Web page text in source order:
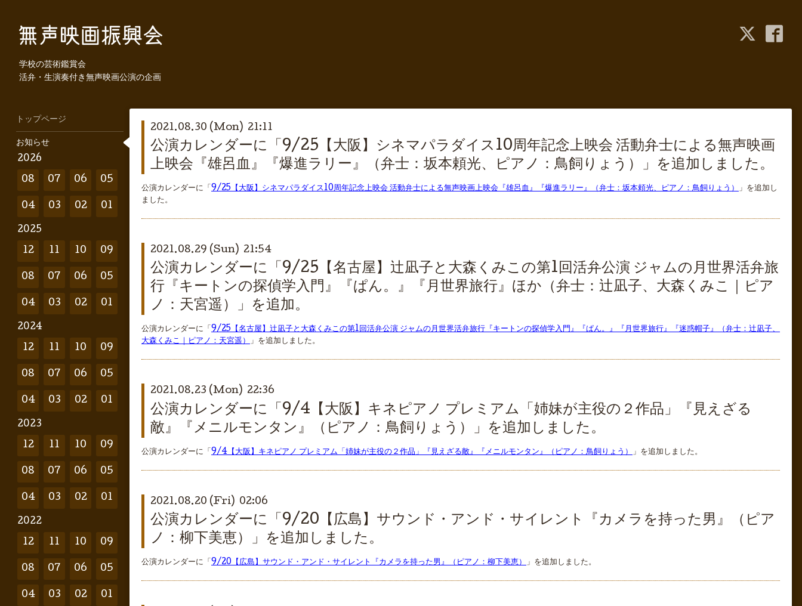
学校の芸術鑑賞会
活弁・生演奏付き無声映画公演の企画
2021.08.30 (Mon) 21:11
公演カレンダーに「9/25【大阪】シネマパラダイス10周年記念上映会 活動弁士による無声映画
上映会『雄呂血』『爆進ラリー』（弁士：坂本頼光、ピアノ：鳥飼りょう）」を追加しました。
公演カレンダーに「 9/25【大阪】シネマパラダイス10周年記念上映会 活動弁士による無声映画上映会『雄呂血』『爆進ラリー』（弁士：坂本頼光、ピアノ：鳥飼りょう） 」を追加し
ました。
2021.08.29 (Sun) 21:54
公演カレンダーに「9/25【名古屋】辻凪子と大森くみこの第1回活弁公演 ジャムの月世界活弁旅
行『キートンの探偵学入門』『ぱん。』『月世界旅行』ほか（弁士：辻凪子、大森くみこ｜ピア
ノ：天宮遥）」を追加。
公演カレンダーに「 9/25【名古屋】辻凪子と大森くみこの第1回活弁公演 ジャムの月世界活弁旅行『キートンの探偵学入門』『ぱん。』『月世界旅行』『迷惑帽子』（弁士：辻凪子、
大森くみこ｜ピアノ：天宮遥） 」を追加しました。
2021.08.23 (Mon) 22:36
公演カレンダーに「9/4【大阪】キネピアノ プレミアム「姉妹が主役の２作品」『見えざる
敵』『メニルモンタン』（ピアノ：鳥飼りょう）」を追加しました。
公演カレンダーに「 9/4【大阪】キネピアノ プレミアム「姉妹が主役の２作品」『見えざる敵』『メニルモンタン』（ピアノ：鳥飼りょう） 」を追加しました。
2021.08.20 (Fri) 02:06
公演カレンダーに「9/20【広島】サウンド・アンド・サイレント『カメラを持った男』（ピア
ノ：柳下美恵）」を追加しました。
公演カレンダーに「 9/20【広島】サウンド・アンド・サイレント『カメラを持った男』（ピアノ：柳下美恵） 」を追加しました。
トップページ
お知らせ
2026
08 07 06 05
04 03 02 01
2025
12 11 10 09
08 07 06 05
04 03 02 01
2024
12 11 10 09
08 07 06 05
04 03 02 01
2023
12 11 10 09
08 07 06 05
04 03 02 01
2022
12 11 10 09
08 07 06 05
04 03 02 01